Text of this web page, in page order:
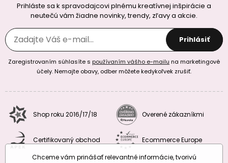
Prihláste sa k spravodajcovi plnému kreatívnej inšpirácie a
neutečú vám žiadne novinky, trendy, zľavy a akcie.
Prihlásiť
Zaregistrovaním súhlasíte s používaním vášho e-mailu na marketingové
účely. Nemajte obavy, odber môžete kedykoľvek zrušiť.
Shop roku 2016/17/18 Overené zákazníkmi
Certifikovaný obchod Ecommerce Europe
Chceme vám prinášať relevantné informácie, tvorivú